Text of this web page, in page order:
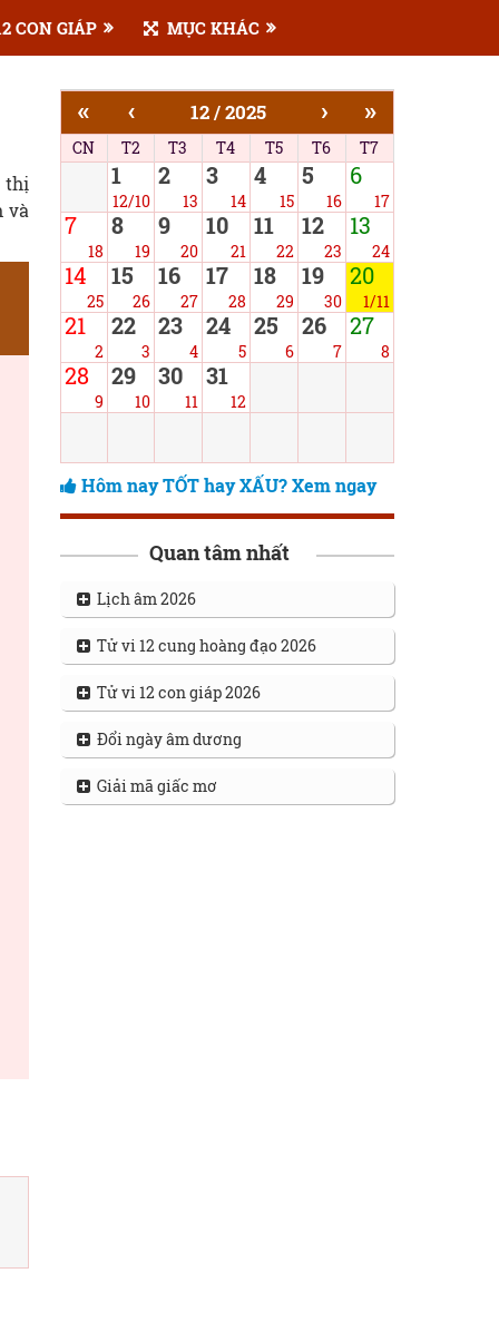
CON GIÁP MỤC KHÁC
thị
và
« ‹ 12 / 2025 › »
CN T2 T3 T4 T5 T6 T7
1
12/10
2
13
3
14
4
15
5
16
6
17
7
18
8
19
9
20
10
21
11
22
12
23
13
24
14
25
15
26
16
27
17
28
18
29
19
30
20
1/11
21
2
22
3
23
4
24
5
25
6
26
7
27
8
28
9
29
10
30
11
31
12
Hôm nay TỐT hay XẤU? Xem ngay
Quan tâm nhất
Lịch âm 2026
Tử vi 12 cung hoàng đạo 2026
Tử vi 12 con giáp 2026
Đổi ngày âm dương
Giải mã giấc mơ